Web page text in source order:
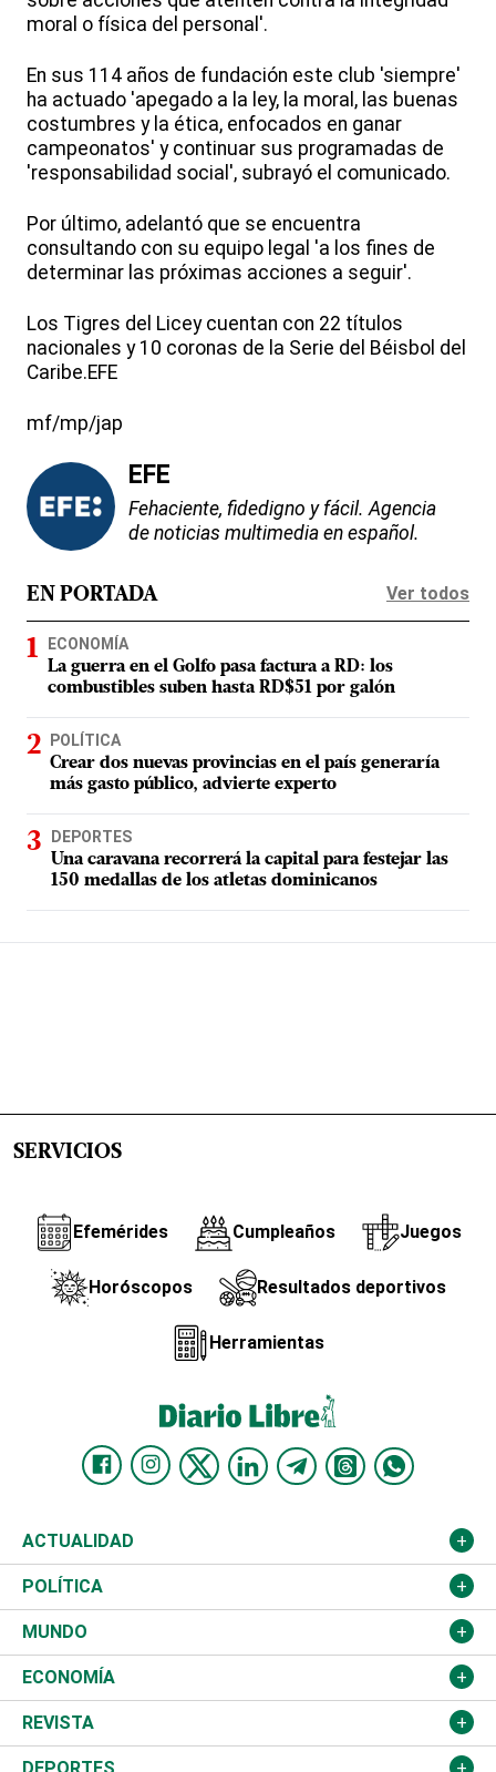
moral o física del personal'.
En sus 114 años de fundación este club 'siempre'
ha actuado 'apegado a la ley, la moral, las buenas
costumbres y la ética, enfocados en ganar
campeonatos' y continuar sus programadas de
'responsabilidad social', subrayó el comunicado.
Por último, adelantó que se encuentra
consultando con su equipo legal 'a los fines de
determinar las próximas acciones a seguir'.
Los Tigres del Licey cuentan con 22 títulos
nacionales y 10 coronas de la Serie del Béisbol del
Caribe.EFE
mf/mp/jap
EFE
Fehaciente, fidedigno y fácil. Agencia
de noticias multimedia en español.
EN PORTADA Ver todos
ECONOMÍA
La guerra en el Golfo pasa factura a RD: los
combustibles suben hasta RD$51 por galón
POLÍTICA
Crear dos nuevas provincias en el país generaría
más gasto público, advierte experto
DEPORTES
Una caravana recorrerá la capital para festejar las
150 medallas de los atletas dominicanos
SERVICIOS
Efemérides Cumpleaños Juegos
Horóscopos Resultados deportivos
Herramientas
ACTUALIDAD
Nacional
Ciudad
Educación
Salud
Justicia
POLÍTICA
Partidos
JCE
TSE
Congreso Nacional
MUNDO
Estados Unidos
América Latina
Haití
ECONOMÍA
Finanzas
Turismo
REVISTA